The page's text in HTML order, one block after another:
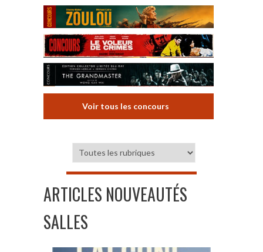
Voir tous les concours
ARTICLES NOUVEAUTÉS
SALLES